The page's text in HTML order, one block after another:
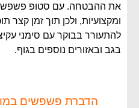
את ההבטחה. עם סטופ פשפש
ומקצועיות, ולכן תוך זמן קצר
להתעורר בבוקר עם סימני
בגב ובאזורים נוספים בגוף.
הדברת פשפשים